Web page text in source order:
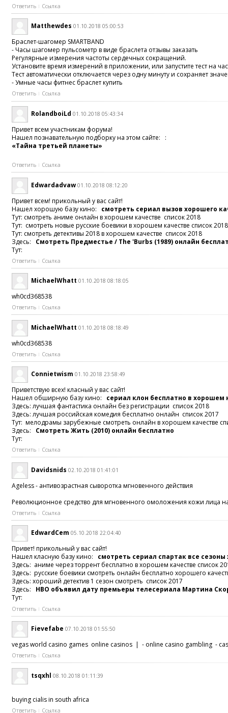
Ответить Ссылка
Matthewdes 01.10.2018 05:00:53
Браслет-шагомер SMARTBAND
- Часы шагомер пульсометр в виде браслета отзывы заказать
Регулярные измерения частоты сердечных сокращений.
Установите время измерений в приложении, или запустите тест на
Тест автоматически отключается через одну минуту и сохраняет
- Умные часы фитнес браслет купить
Ответить Ссылка
RolandboiLd 01.10.2018 05:43:34
Привет всем участникам форума!
Нашел познавательную подборку на этом сайте: :
«Тайна третьей планеты»
Ответить Ссылка
Edwardadvaw 01.10.2018 08:12:20
Привет всем! прикольный у вас сайт!
Нашел хорошую базу кино:
смотреть сериал вызов хорошего
Тут: смотреть аниме онлайн в хорошем качестве список 2018
Тут: смотреть новые русские боевики в хорошем качестве список 2018
Тут: смотреть детективы 2018 в хорошем качестве список 2018
Здесь:
Смотреть Предместье / The 'Burbs (1989) онлайн
Тут:
Ответить Ссылка
MichaelWhatt 01.10.2018 08:18:05
wh0cd368538
Ответить Ссылка
MichaelWhatt 01.10.2018 08:18:49
wh0cd368538
Ответить Ссылка
Connietwism 01.10.2018 23:58:49
Приветствую всех! класный у вас сайт!
Нашел обширную базу кино:
сериал клон бесплатно в хорошем
Здесь: лучшая фантастика онлайн без регистрации список 2018
Здесь: лучшая российская комедия бесплатно онлайн список 2017
Тут: мелодрамы зарубежные смотреть онлайн в хорошем качестве
Здесь:
Смотреть Жить (2010) онлайн бесплатно
Тут:
Ответить Ссылка
Davidsnids 02.10.2018 01:41:01
Ageless - антивозрастная сыворотка мгновенного действия
Революционное средство для мгновенного омоложения кожи лица
Ответить Ссылка
EdwardCem 05.10.2018 22:04:40
Привет! прикольный у вас сайт!
Нашел класную базу кино:
смотреть сериал спартак все
Здесь: аниме через торрент бесплатно в хорошем качестве список
Здесь: русские боевики смотреть онлайн бесплатно хорошего
Здесь: хороший детектив 1 сезон смотреть список 2017
Здесь:
HBO объявил дату премьеры телесериала Мартина
Тут:
Ответить Ссылка
Fievefabe 07.10.2018 01:55:50
vegas world casino games online casinos | - online casino gambling -
Ответить Ссылка
tsqxhl 08.10.2018 01:11:39
buying cialis in south africa
Ответить Ссылка